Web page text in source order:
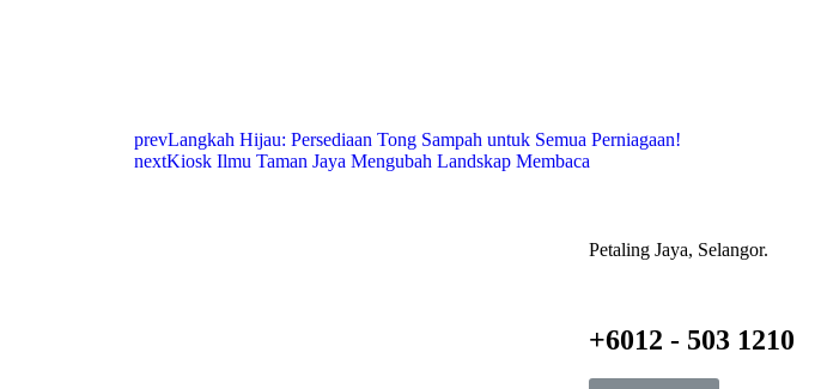
prevLangkah Hijau: Persediaan Tong Sampah untuk Semua Perniagaan!
nextKiosk Ilmu Taman Jaya Mengubah Landskap Membaca
Petaling Jaya, Selangor.
+6012 - 503 1210